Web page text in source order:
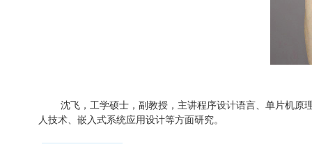
沈飞，工学硕士，副教授，主讲程序设计语言、单片机原
人技术、嵌入式系统应用设计等方面研究。